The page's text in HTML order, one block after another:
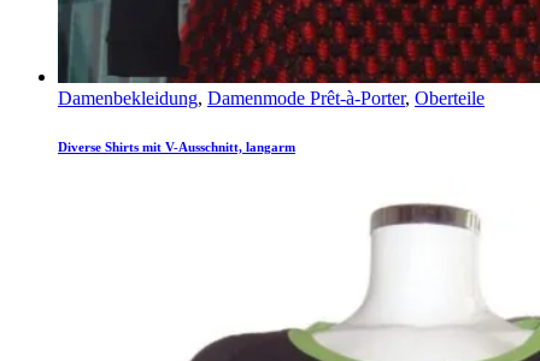
Damenbekleidung, Damenmode Prêt-à-Porter, Oberteile
Diverse Shirts mit V-Ausschnitt, langarm